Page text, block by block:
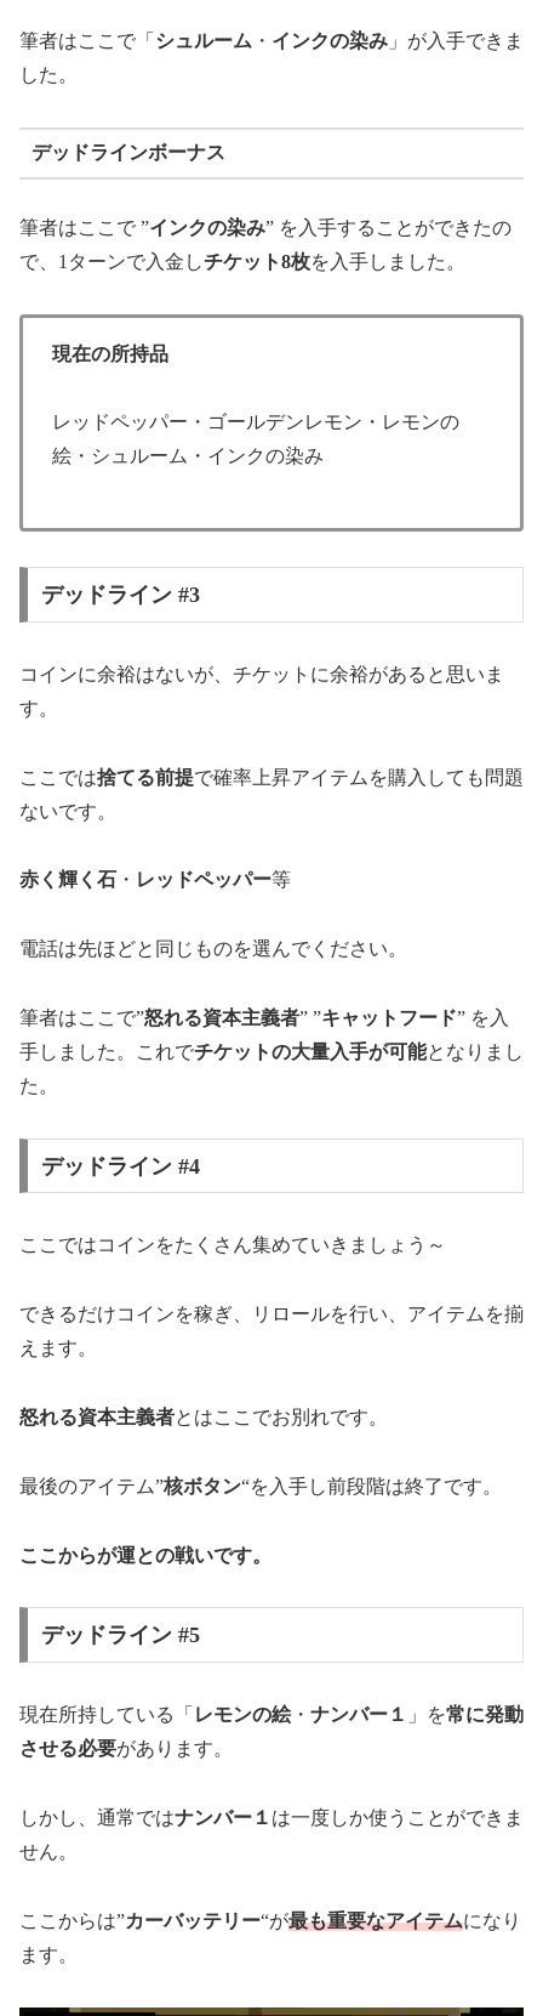
筆者はここで「 シュルーム ・ インクの染み 」が入手できま
した。
デッドラインボーナス
筆者はここで ”インクの染み” を入手することができたの
で、1ターンで入金しチケット8枚を入手しました。
現在の所持品
レッドペッパー・ゴールデンレモン・レモンの
絵・シュルーム・インクの染み
デッドライン #3
コインに余裕はないが、チケットに余裕があると思いま
す。
ここでは捨てる前提で確率上昇アイテムを購入しても問題
ないです。
赤く輝く石 ・ レッドペッパー等
電話は先ほどと同じものを選んでください。
筆者はここで”怒れる資本主義者” ”キャットフード” を入
手しました。これでチケットの大量入手が可能となりまし
た。
デッドライン #4
ここではコインをたくさん集めていきましょう～
できるだけコインを稼ぎ、リロールを行い、アイテムを揃
えます。
怒れる資本主義者とはここでお別れです。
最後のアイテム”核ボタン“を入手し前段階は終了です。
ここからが運との戦いです。
デッドライン #5
現在所持している「 レモンの絵・ ナンバー１ 」を常に発動
させる必要があります。
しかし、通常ではナンバー１ は一度しか使うことができま
せん。
ここからは”カーバッテリー“が最も重要なアイテムになり
ます。